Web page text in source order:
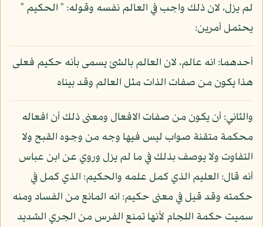
لم يزل، لان ذلك واجب في العالم نفسه وقوله: " الحكيم "
يحتمل أمرين:
أحدهما: انه عالم، لان العالم بالشئ يسمى بأنه حكيم فعلى
هذا يكون من صفات الذات مثل العالم وقد بيناه
والثاني: أن يكون من صفات الافعال ومعنى ذلك أن افعاله
محكمة متقنة صواب ليس فيها وجه من وجوه القبح ولا
التفاوت ولا يوصف بذلك في ما لم يزل وروي عن ابن عباس
أنه قال: العليم الذي كمل علمه والحكيم: الذي كمل في
حكمته وقد قيل في معنى حكيم: انه المانع من الفساد ومنه
سميت حكمة اللجام لأنها تمنع الفرس من الجري الشديد